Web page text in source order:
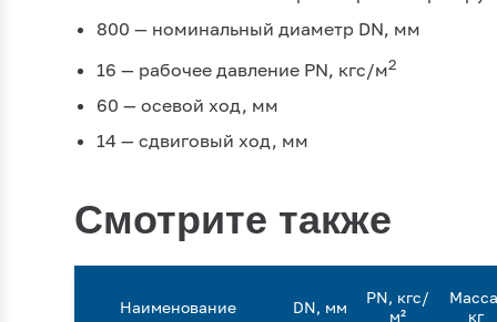
800 — номинальный диаметр DN, мм
16 — рабочее давление PN, кгc/м2
60 — осевой ход, мм
14 — сдвиговый ход, мм
Смотрите также
Наименование DN, мм
PN, кгс/
м²
кг